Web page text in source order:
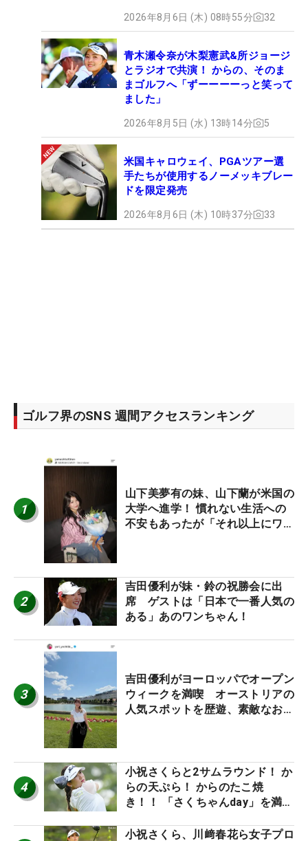
2026年8月6日 (木) 08時55分 32
青木瀬令奈が木梨憲武&所ジョージ
とラジオで共演！ からの、そのま
まゴルフへ「ずーーーーっと笑って
ました」
2026年8月5日 (水) 13時14分 5
米国キャロウェイ、PGAツアー選
手たちが使用するノーメッキブレー
ドを限定発売
2026年8月6日 (木) 10時37分 33
ゴルフ界のSNS 週間アクセスランキング
1
山下美夢有の妹、山下蘭が米国の
大学へ進学！ 慣れない生活への
不安もあったが「それ以上にワク
2
吉田優利が妹・鈴の祝勝会に出
席 ゲストは「日本で一番人気の
ある」あのワンちゃん！
3
吉田優利がヨーロッパでオープン
ウィークを満喫 オーストリアの
人気スポットを歴遊、素敵なお土
4
小祝さくらと2サムラウンド！ か
らの天ぷら！ からのたこ焼
き！！ 「さくちゃんday」を満喫
小祝さくら、川﨑春花ら女子プロ